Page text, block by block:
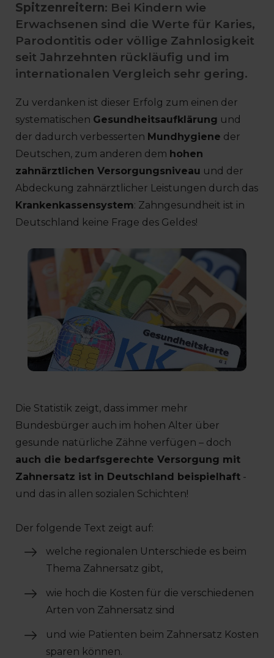
Spitzenreitern: Bei Kindern wie
Erwachsenen sind die Werte für Karies,
Parodontitis oder völlige Zahnlosigkeit
seit Jahrzehnten rückläufig und im
internationalen Vergleich sehr gering.
Zu verdanken ist dieser Erfolg zum einen der
systematischen Gesundheitsaufklärung und
der dadurch verbesserten Mundhygiene der
Deutschen, zum anderen dem hohen
zahnärztlichen Versorgungsniveau und der
Abdeckung zahnärztlicher Leistungen durch das
Krankenkassensystem: Zahngesundheit ist in
Deutschland keine Frage des Geldes!
Die Statistik zeigt, dass immer mehr
Bundesbürger auch im hohen Alter über
gesunde natürliche Zähne verfügen – doch
auch die bedarfsgerechte Versorgung mit
Zahnersatz ist in Deutschland beispielhaft -
und das in allen sozialen Schichten!
Der folgende Text zeigt auf:
welche regionalen Unterschiede es beim
Thema Zahnersatz gibt,
wie hoch die Kosten für die verschiedenen
Arten von Zahnersatz sind
und wie Patienten beim Zahnersatz Kosten
sparen können.